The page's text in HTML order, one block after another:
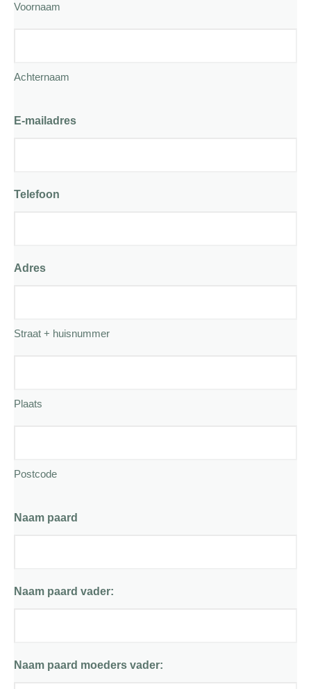
Voornaam
Achternaam
E-mailadres
Telefoon
Adres
Straat + huisnummer
Plaats
Postcode
Naam paard
Naam paard vader:
Naam paard moeders vader: